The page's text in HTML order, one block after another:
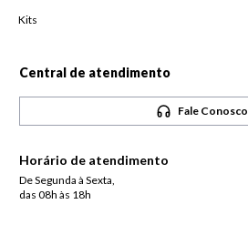
Kits
Central de atendimento
Fale Conosco
Horário de atendimento
De Segunda à Sexta,
das 08h às 18h